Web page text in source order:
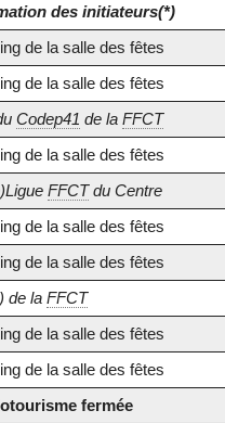
des initiateurs(*)
de la salle des fêtes
de la salle des fêtes
Codep41 de la FFCT
de la salle des fêtes
FFCTdu Centre
de la salle des fêtes
de la salle des fêtes
de la FFCT
de la salle des fêtes
de la salle des fêtes
fermée